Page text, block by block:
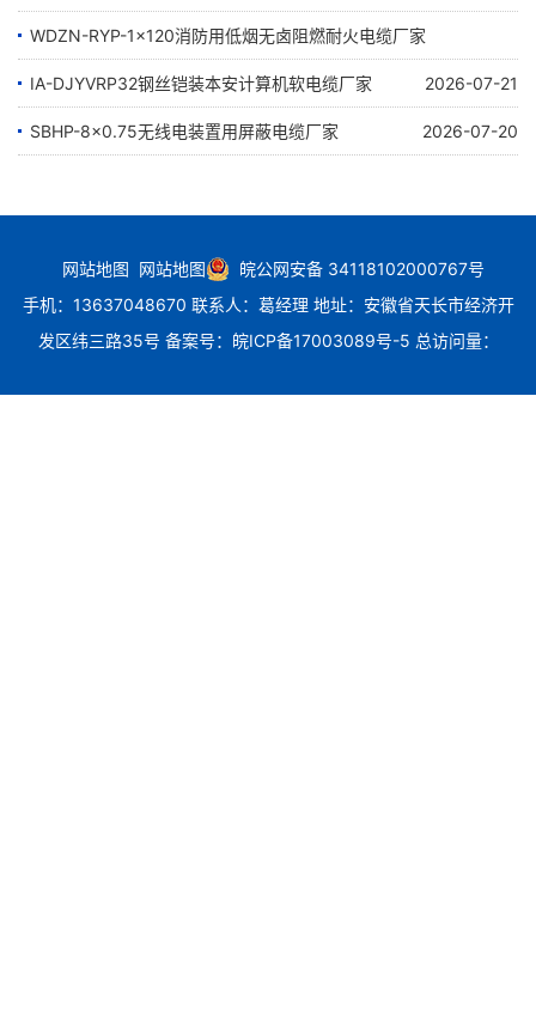
WDZN-RYP-1×120消防用低烟无卤阻燃耐火电缆厂家
2026-07-24
IA-DJYVRP32钢丝铠装本安计算机软电缆厂家 2026-07-21
SBHP-8×0.75无线电装置用屏蔽电缆厂家 2026-07-20
网站地图 网站地图
皖公网安备 34118102000767号
手机：13637048670 联系人：葛经理 地址：安徽省天长市经济开
发区纬三路35号 备案号： 皖ICP备17003089号-5 总访问量：